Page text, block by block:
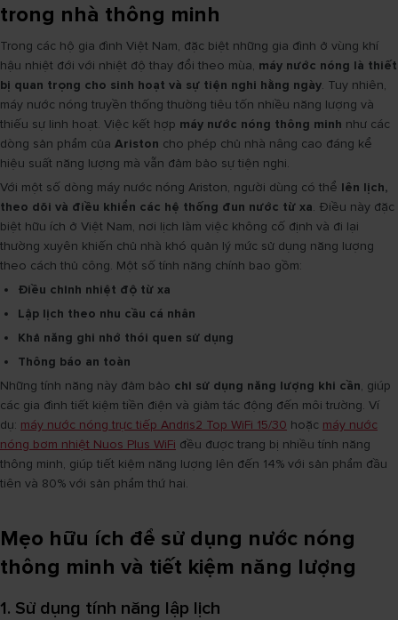
trong nhà thông minh
Trong các hộ gia đình Việt Nam, đặc biệt những gia đình ở vùng khí
hậu nhiệt đới với nhiệt độ thay đổi theo mùa, máy nước nóng là thiết
bị quan trọng cho sinh hoạt và sự tiện nghi hằng ngày. Tuy nhiên,
máy nước nóng truyền thống thường tiêu tốn nhiều năng lượng và
thiếu sự linh hoạt. Việc kết hợp máy nước nóng thông minh như các
dòng sản phẩm của Ariston cho phép chủ nhà nâng cao đáng kể
hiệu suất năng lượng mà vẫn đảm bảo sự tiện nghi.
Với một số dòng máy nước nóng Ariston, người dùng có thể lên lịch,
theo dõi và điều khiển các hệ thống đun nước từ xa. Điều này đặc
biệt hữu ích ở Việt Nam, nơi lịch làm việc không cố định và đi lại
thường xuyên khiến chủ nhà khó quản lý mức sử dụng năng lượng
theo cách thủ công. Một số tính năng chính bao gồm:
Điều chỉnh nhiệt độ từ xa
Lập lịch theo nhu cầu cá nhân
Khả năng ghi nhớ thói quen sử dụng
Thông báo an toàn
Những tính năng này đảm bảo chỉ sử dụng năng lượng khi cần, giúp
các gia đình tiết kiệm tiền điện và giảm tác động đến môi trường. Ví
dụ: máy nước nóng trực tiếp Andris2 Top WiFi 15/30 hoặc máy nước
nóng bơm nhiệt Nuos Plus WiFi đều được trang bị nhiều tính năng
thông minh, giúp tiết kiệm năng lượng lên đến 14% với sản phẩm đầu
tiên và 80% với sản phẩm thứ hai.
Mẹo hữu ích để sử dụng nước nóng
thông minh và tiết kiệm năng lượng
1. Sử dụng tính năng lập lịch